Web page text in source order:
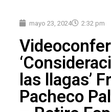
mayo 23, 2024 2:32 pm
las llagas’
Pacheco